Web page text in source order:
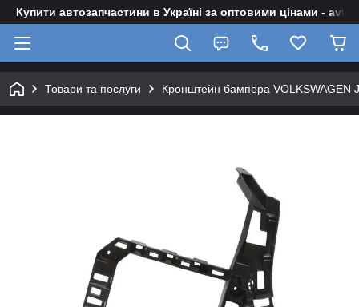
Купити автозапчастини в Україні за оптовими цінами -
Товари та послуги Кронштейн бампера VOLKSWAGEN